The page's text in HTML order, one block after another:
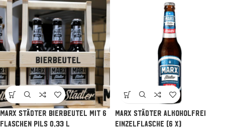
MARX Städter Bierbeutel mit 6
Flaschen Pils 0,33 l
MARX Städter Alkoholfrei
Einzelflasche (6 x)